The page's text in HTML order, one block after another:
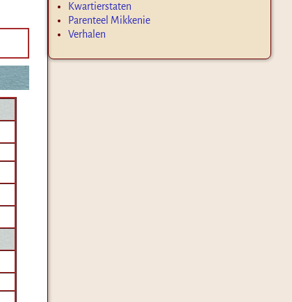
Kwartierstaten
Parenteel Mikkenie
Verhalen